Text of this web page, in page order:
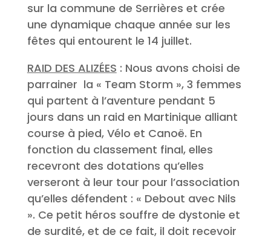
sur la commune de Serrières et crée
une dynamique chaque année sur les
fêtes qui entourent le 14 juillet.
RAID DES ALIZÉES : Nous avons choisi de
parrainer la « Team Storm », 3 femmes
qui partent à l’aventure pendant 5
jours dans un raid en Martinique alliant
course à pied, Vélo et Canoë. En
fonction du classement final, elles
recevront des dotations qu’elles
verseront à leur tour pour l’association
qu’elles défendent : « Debout avec Nils
». Ce petit héros souffre de dystonie et
de surdité, et de ce fait, il doit recevoir